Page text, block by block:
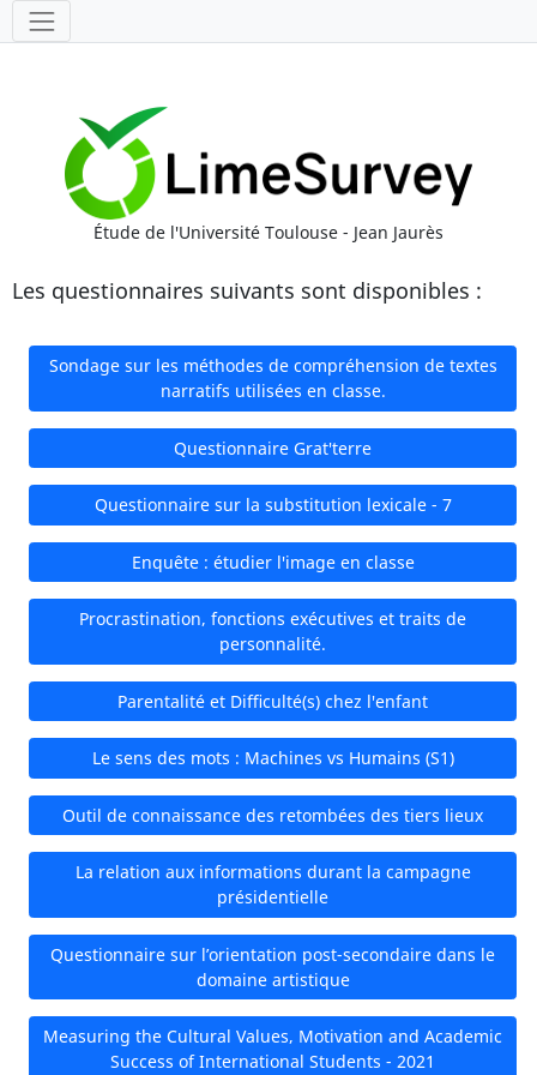
Outils
Étude de l'Université Toulouse - Jean Jaurès
Les questionnaires suivants sont disponibles :
Sondage sur les méthodes de compréhension de textes
narratifs utilisées en classe.
Questionnaire Grat'terre
Questionnaire sur la substitution lexicale - 7
Enquête : étudier l'image en classe
Procrastination, fonctions exécutives et traits de
personnalité.
Parentalité et Difficulté(s) chez l'enfant
Le sens des mots : Machines vs Humains (S1)
Outil de connaissance des retombées des tiers lieux
La relation aux informations durant la campagne
présidentielle
Questionnaire sur l’orientation post-secondaire dans le
domaine artistique
Measuring the Cultural Values, Motivation and Academic
Success of International Students - 2021